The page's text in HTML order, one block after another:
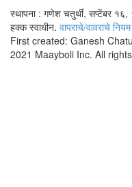
स्थापना : गणेश चतुर्थी, सप्टेंबर
हक्क स्वाधीन. वापराचे/वावराचे नियम
First created: Ganesh
2021 Maayboli Inc. All